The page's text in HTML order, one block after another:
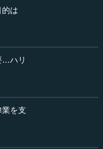
からのし上がってき
い状況で生きてきたか
い部分があった。たと
けた陸奥宗光は、西南
。下手をしたら文字通
だったから外交官とし
功させた。
ス講和会議の全権を務
新の白刃の下をくぐっ
の東大法学部にあたる
は
…ハリ
を支